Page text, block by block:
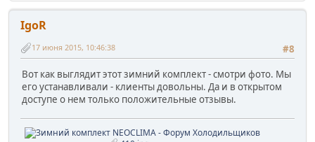
IgoR
#8
17 июня 2015, 10:46:38
Вот как выглядит этот зимний комплект - смотри фото. Мы
его устанавливали - клиенты довольны. Да и в открытом
доступе о нем только положительные отзывы.